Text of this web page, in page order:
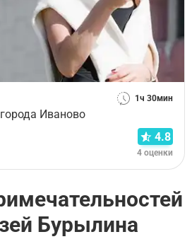
1ч 30мин
Иваново
4.8
4 оценки
Бурылина